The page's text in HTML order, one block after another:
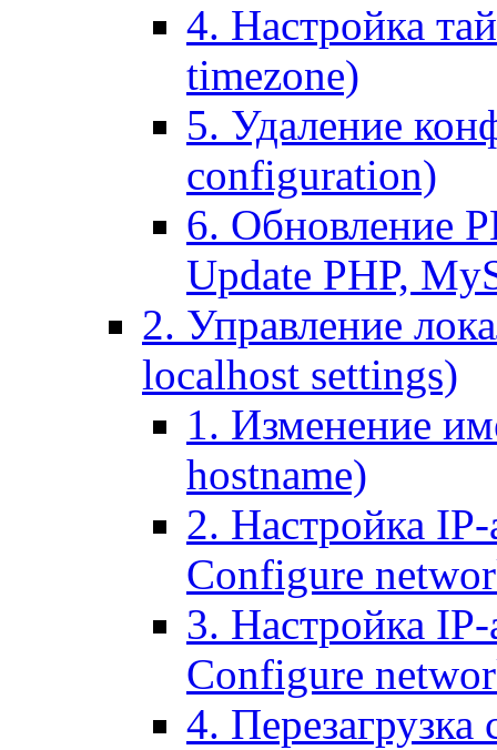
4. Настройка
timezone)
5. Удаление
configuration)
6. Обновление
Update PHP,
2. Управление
localhost settings)
1. Изменение
hostname)
2. Настройка IP-
Configure
3. Настройка
Configure
4. Перезагрузка